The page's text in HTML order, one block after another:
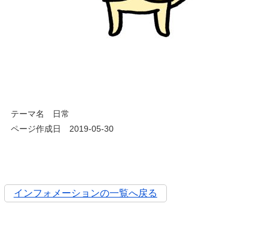
テーマ名
日常
ページ作成日 2019-05-30
インフォメーションの一覧へ戻る